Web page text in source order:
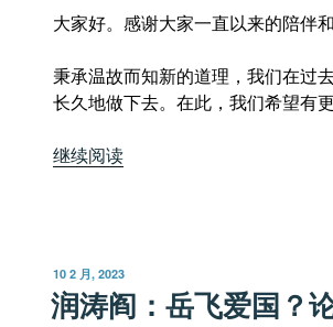
人”
大家好。感谢大家一直以来的陪伴和
秉承温故而知新的道理，我们在过
长久地做下去。在此，我们希望有
继续阅读“管
告：
时
发
布
于
10 2 月, 2023
润涛阎：岳飞爱国？